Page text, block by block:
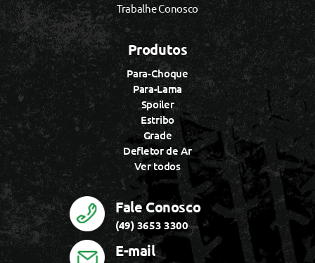
Trabalhe Conosco
Produtos
Para-Choque
Para-Lama
Spoiler
Estribo
Grade
Defletor de Ar
Ver todos
Fale Conosco
(49) 3653 3300
E-mail